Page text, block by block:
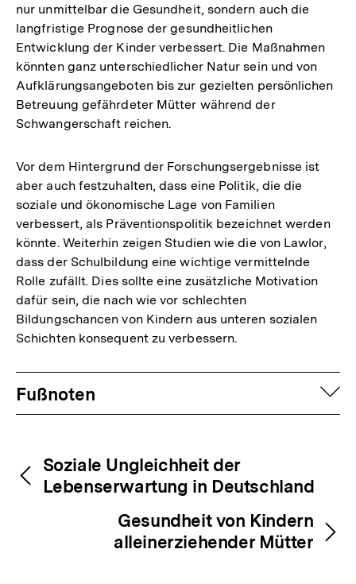
nur unmittelbar die Gesundheit, sondern auch die
langfristige Prognose der gesundheitlichen
Entwicklung der Kinder verbessert. Die Maßnahmen
könnten ganz unterschiedlicher Natur sein und von
Aufklärungsangeboten bis zur gezielten persönlichen
Betreuung gefährdeter Mütter während der
Schwangerschaft reichen.
Vor dem Hintergrund der Forschungsergebnisse ist
aber auch festzuhalten, dass eine Politik, die die
soziale und ökonomische Lage von Familien
verbessert, als Präventionspolitik bezeichnet werden
könnte. Weiterhin zeigen Studien wie die von Lawlor,
dass der Schulbildung eine wichtige vermittelnde
Rolle zufällt. Dies sollte eine zusätzliche Motivation
dafür sein, die nach wie vor schlechten
Bildungschancen von Kindern aus unteren sozialen
Schichten konsequent zu verbessern.
Fussnoten
Fußnoten
Inhaltsnavigation
Inhaltsnavigation
Soziale Ungleichheit der
Lebenserwartung in Deutschland
Gesundheit von Kindern
alleinerziehender Mütter